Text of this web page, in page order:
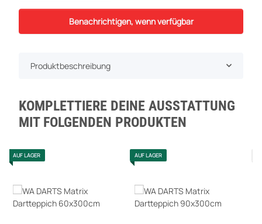
Benachrichtigen, wenn verfügbar
Produktbeschreibung
KOMPLETTIERE DEINE AUSSTATTUNG
MIT FOLGENDEN PRODUKTEN
AUF LAGER AUF LAGER